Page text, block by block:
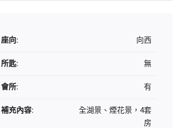
座向: 向西
所匙: 無
會所: 有
補充內容:
全湖景、煙花景，4套
房